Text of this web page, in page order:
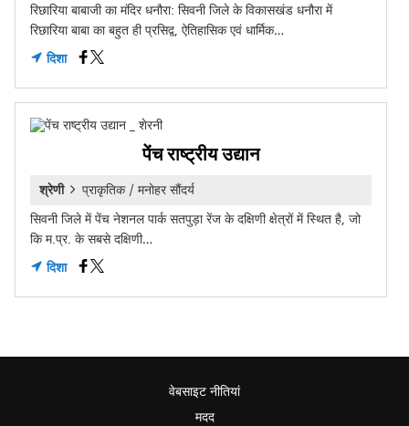
रिछारिया बाबाजी का मंदिर धनौरा: सिवनी जिले के विकासखंड धनौरा में
रिछारिया बाबा का बहुत ही प्रसिद्व, ऐतिहासिक एवं धार्मिक…
दिशा
पेंच राष्ट्रीय उद्यान
श्रेणी
प्राकृतिक / मनोहर सौंदर्य
सिवनी जिले में पेंच नेशनल पार्क सतपुड़ा रेंज के दक्षिणी क्षेत्रों में स्थित है, जो
कि म.प्र. के सबसे दक्षिणी…
दिशा
वेबसाइट नीतियां
मदद